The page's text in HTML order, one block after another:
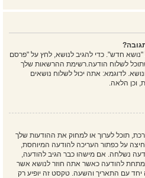
חדש". כדי להגיב לנושא, לחץ על "פרסם
לשלוח הודעה.רשימת ההרשאות שלך
לדוגמא: אתה יכול לשלוח נושאים
וכן הלאה.
תוכל לערוך או למחוק את ההודעות שלך
על כפתור העריכה להודעה המיוחסת,
נשלחה. אם מישהו כבר הגיב להודעה,
להודעה כאשר אתה חוזר לנושא אשר
עם התאריך והשעה. טקסט זה יופיע רק